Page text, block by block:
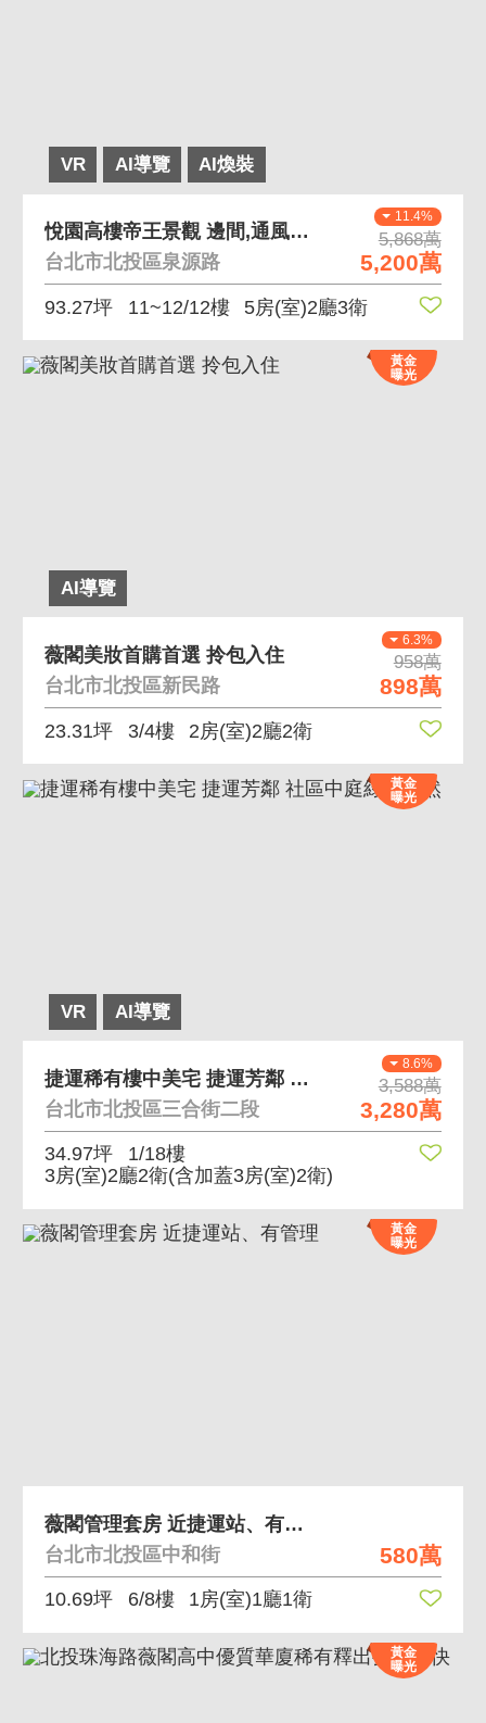
VR AI導覽 AI煥裝
11.4%
5,868萬
5,200萬
悅園高樓帝王景觀 邊間,通風採光佳,北投典藏豪宅
台北市北投區泉源路
93.27坪 11~12/12樓 5房(室)2廳3衛
AI導覽
黃金
曝光
6.3%
958萬
898萬
薇閣美妝首購首選 拎包入住
台北市北投區新民路
23.31坪 3/4樓 2房(室)2廳2衛
VR AI導覽
黃金
曝光
8.6%
3,588萬
3,280萬
捷運稀有樓中美宅 捷運芳鄰 社區中庭綠意盎然
台北市北投區三合街二段
34.97坪
1/18樓
3房(室)2廳2衛(含加蓋3房(室)2衛)
黃金
曝光
580萬
薇閣管理套房 近捷運站、有管理
台北市北投區中和街
10.69坪 6/8樓 1房(室)1廳1衛
黃金
曝光